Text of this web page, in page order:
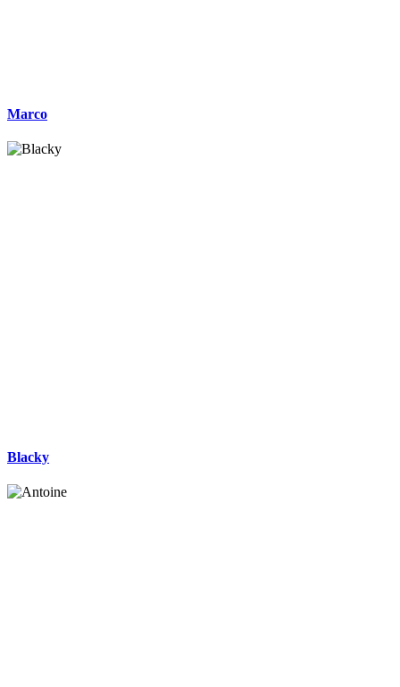
Marco
Blacky